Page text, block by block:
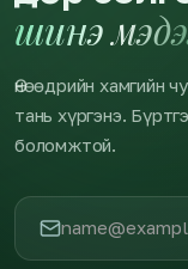
шинэ
Өнөөдрийн хамгийн
тань хүргэнэ.
боломжтой.